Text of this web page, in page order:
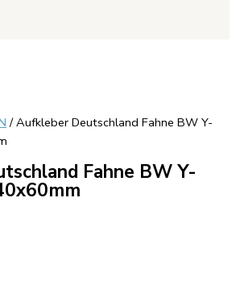
/ Aufkleber Deutschland Fahne BW Y-
Fahne BW Y-